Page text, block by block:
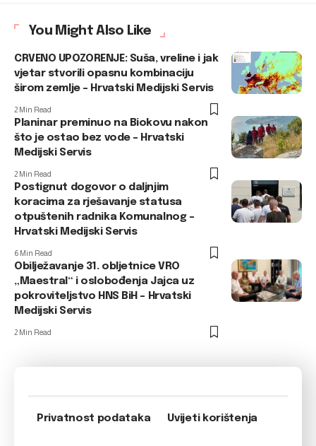
You Might Also Like
CRVENO UPOZORENJE: Suša, vreline i jak
vjetar stvorili opasnu kombinaciju
širom zemlje – Hrvatski Medijski Servis
2 Min Read
Planinar preminuo na Biokovu nakon
što je ostao bez vode – Hrvatski
Medijski Servis
2 Min Read
Postignut dogovor o daljnjim
koracima za rješavanje statusa
otpuštenih radnika Komunalnog –
Hrvatski Medijski Servis
6 Min Read
Obilježavanje 31. obljetnice VRO
„Maestral“ i oslobođenja Jajca uz
pokroviteljstvo HNS BiH – Hrvatski
Medijski Servis
2 Min Read
Privatnost podataka Uvijeti korištenja